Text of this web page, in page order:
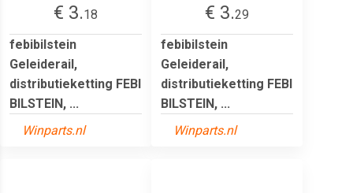
€ 3.18
febibilstein
Geleiderail,
distributieketting FEBI
BILSTEIN, ...
Winparts.nl
€ 3.29
febibilstein
Geleiderail,
distributieketting FEBI
BILSTEIN, ...
Winparts.nl